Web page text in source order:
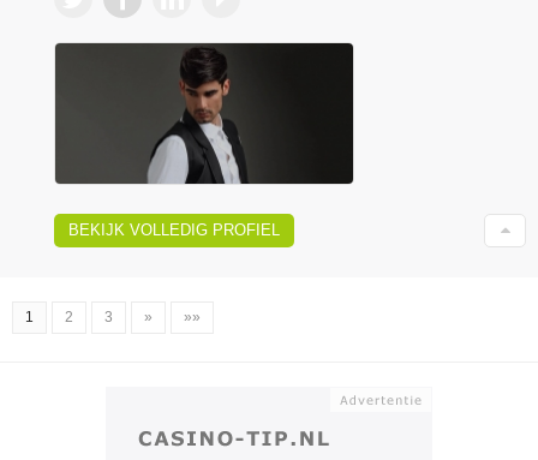
BEKIJK VOLLEDIG PROFIEL
1 2 3 » »»